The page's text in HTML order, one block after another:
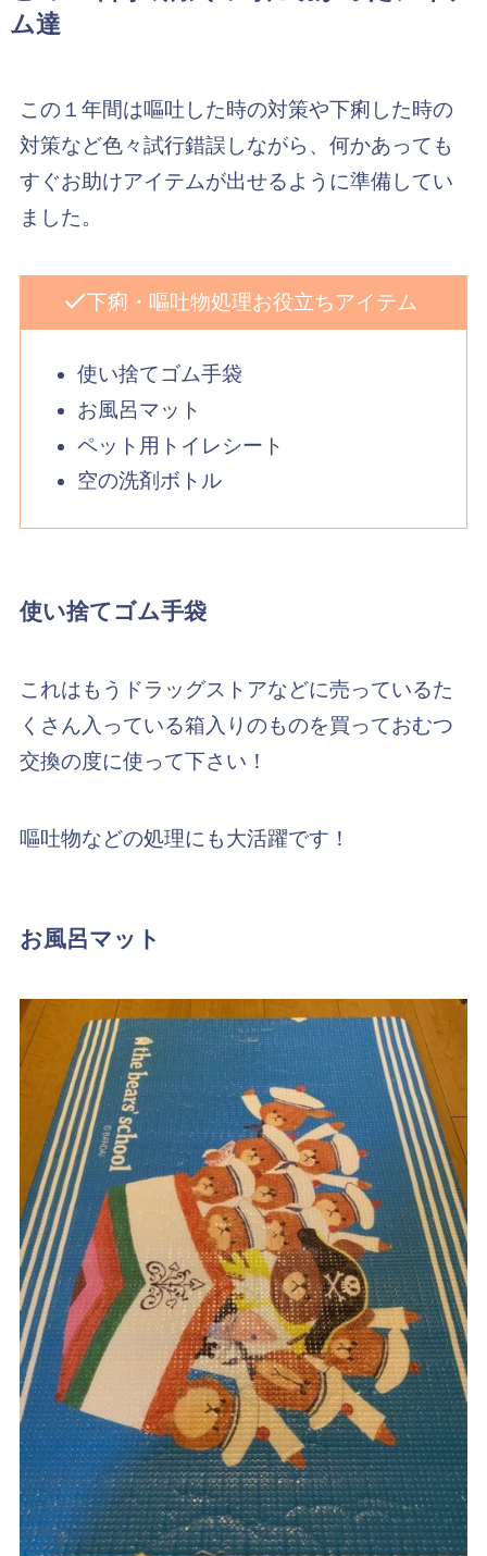
ム達
この１年間は嘔吐した時の対策や下痢した時の
対策など色々試行錯誤しながら、何かあっても
すぐお助けアイテムが出せるように準備してい
ました。
下痢・嘔吐物処理お役立ちアイテム
使い捨てゴム手袋
お風呂マット
ペット用トイレシート
空の洗剤ボトル
使い捨てゴム手袋
これはもうドラッグストアなどに売っているた
くさん入っている箱入りのものを買っておむつ
交換の度に使って下さい！
嘔吐物などの処理にも大活躍です！
お風呂マット